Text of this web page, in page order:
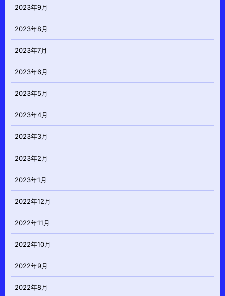
2023年9月
2023年8月
2023年7月
2023年6月
2023年5月
2023年4月
2023年3月
2023年2月
2023年1月
2022年12月
2022年11月
2022年10月
2022年9月
2022年8月